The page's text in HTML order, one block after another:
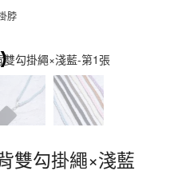
脖
雙勾掛繩×淺藍